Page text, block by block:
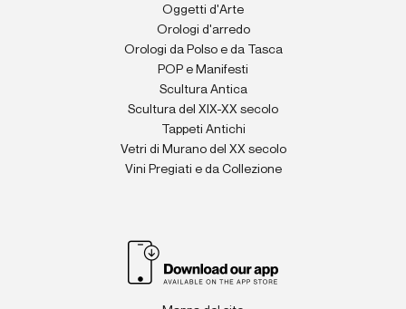
Oggetti d'Arte
Orologi d'arredo
Orologi da Polso e da Tasca
POP e Manifesti
Scultura Antica
Scultura del XIX-XX secolo
Tappeti Antichi
Vetri di Murano del XX secolo
Vini Pregiati e da Collezione